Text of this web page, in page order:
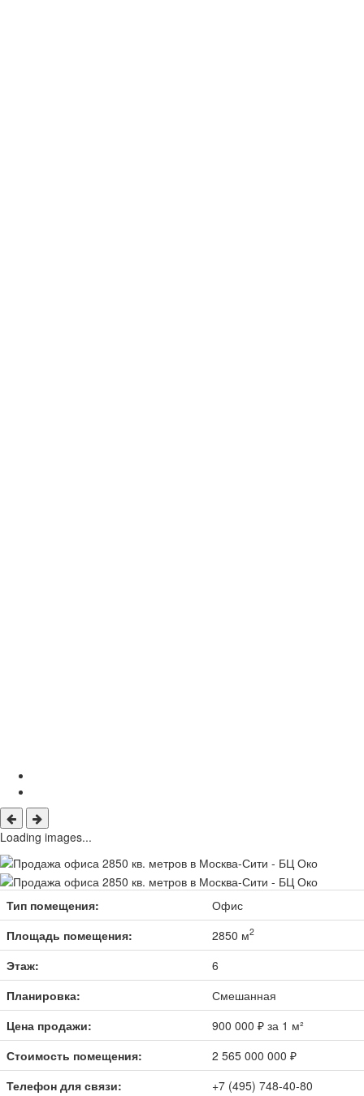
Loading images...
Тип помещения:
Офис
Площадь помещения:
2850 м2
Этаж:
6
Планировка:
Смешанная
Цена продажи:
900 000 ₽ за 1 м²
Стоимость помещения:
2 565 000 000 ₽
Телефон для связи:
+7 (495) 748-40-80